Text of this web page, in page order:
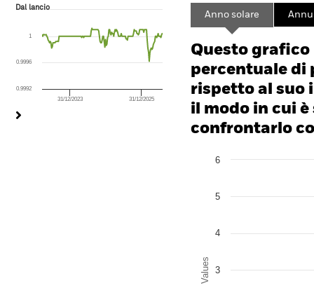
Dal lancio
The chart has 1 X axis displaying Time. Range: 2023-03-20 00:00:00 to
The chart has 1 Y axis displaying values. Range: 0.9992 to 1.0004.
Dal lancio
31/12/2023 31/12/2025
0.9992
0.9996
1
Anno solare
Questo
percentuale di
rispetto al suo
il modo in cui
confrontarlo
Chart
Bar chart with 2 data
Values 3
4
5
6